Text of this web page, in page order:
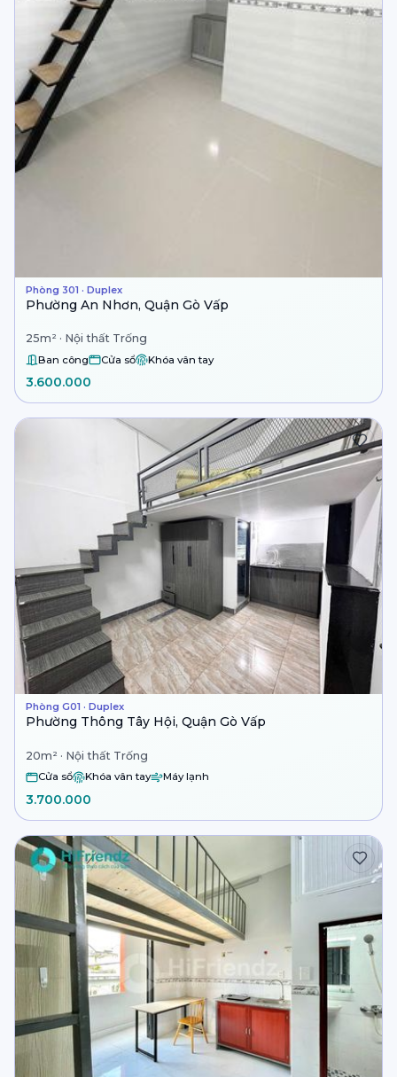
Phòng 301 · Duplex
Phường An Nhơn, Quận Gò Vấp
25m² · Nội thất Trống
Ban công Cửa sổ Khóa vân tay
3.600.000
Phòng G01 · Duplex
Phường Thông Tây Hội, Quận Gò Vấp
20m² · Nội thất Trống
Cửa sổ Khóa vân tay Máy lạnh
3.700.000